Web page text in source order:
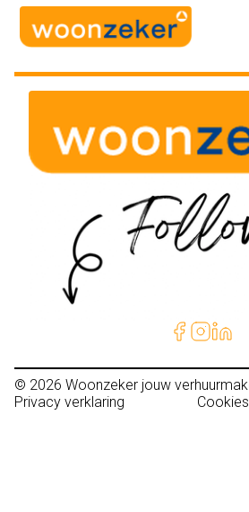
© 2026 Woonzeker jouw
Privacy verklaring
Cookies